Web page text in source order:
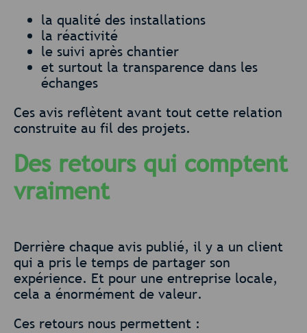
la qualité des installations
la réactivité
le suivi après chantier
et surtout la transparence dans les
échanges
Ces avis reflètent avant tout cette relation
construite au fil des projets.
Des retours qui comptent
vraiment
Derrière chaque avis publié, il y a un client
qui a pris le temps de partager son
expérience. Et pour une entreprise locale,
cela a énormément de valeur.
Ces retours nous permettent :